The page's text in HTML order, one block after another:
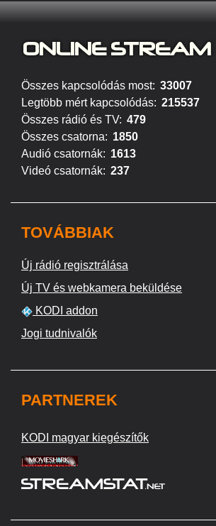
ONLINE STREAM
Összes kapcsolódás most: 33007
Legtöbb mért kapcsolódás: 215537
Összes rádió és TV: 479
Összes csatorna: 1850
Audió csatornák: 1613
Videó csatornák: 237
TOVÁBBIAK
Új rádió regisztrálása
Új TV és webkamera beküldése
KODI addon
Jogi tudnivalók
PARTNEREK
KODI magyar kiegészítők